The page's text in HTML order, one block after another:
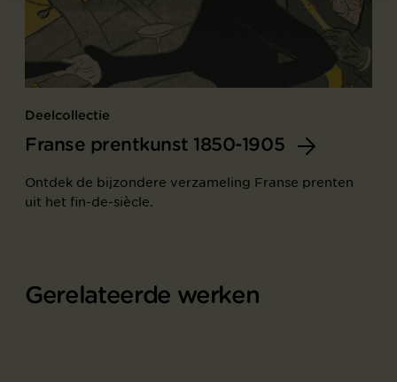
Deelcollectie
Franse prentkunst 1850-1905
Ontdek de bijzondere verzameling Franse prenten
uit het fin-de-siècle.
Gerelateerde werken